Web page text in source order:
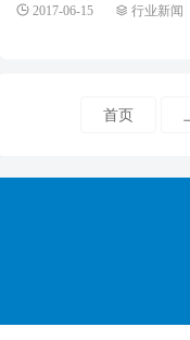
2017-06-15 行业新闻
首页